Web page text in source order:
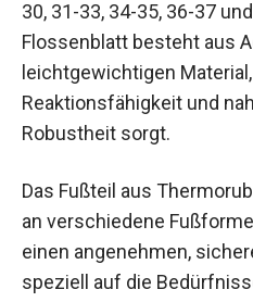
Die AQUAZON Flosse
27-30, 31-33, 34-35, 36-
Das Flossenblatt besteht
leichtgewichtigen Material,
unzerstörbare Robustheit
Das Fußteil aus
an verschiedene